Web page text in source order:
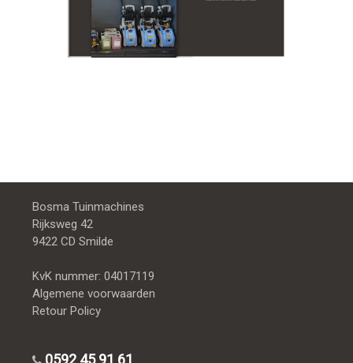
Bosma Tuinmachines
Rijksweg 42
9422 CD Smilde
KvK nummer: 04017119
Algemene voorwaarden
Retour Policy
0592 45 91 61